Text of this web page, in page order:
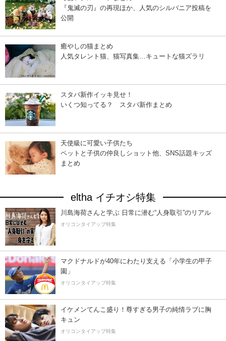
『鬼滅の刃』の再現ほか、人気のシルバニア投稿を
公開
癒やしの猫まとめ
人気タレント猫、猫写真集…キュートな猫ズラリ
スタバ新作イッキ見せ！
いくつ知ってる？ スタバ新作まとめ
天使級に可愛い子供たち
ペットと子供の仲良しショット他、SNS話題キッズ
まとめ
eltha イチオシ特集
川島海荷さんと学ぶ 日常に潜む“人身取引”のリアル
オリコンタイアップ特集
マクドナルドが40年にわたり支える「小学生の甲子
園」
オリコンタイアップ特集
イケメンてんこ盛り！尊すぎる男子の純情ラブに胸
キュン
オリコンタイアップ特集